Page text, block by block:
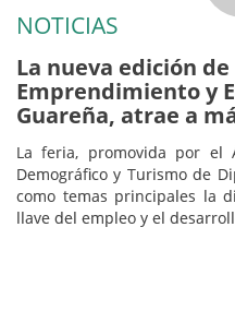
NOTICIAS
La nueva edición
Emprendimiento y
Guareña, atrae a
La feria, promovida por el
Demográfico y Turismo de
como temas principales la
llave del empleo y el